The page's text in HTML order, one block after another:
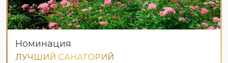
Номинация
ЛУЧШИЙ САНАТОРИЙ